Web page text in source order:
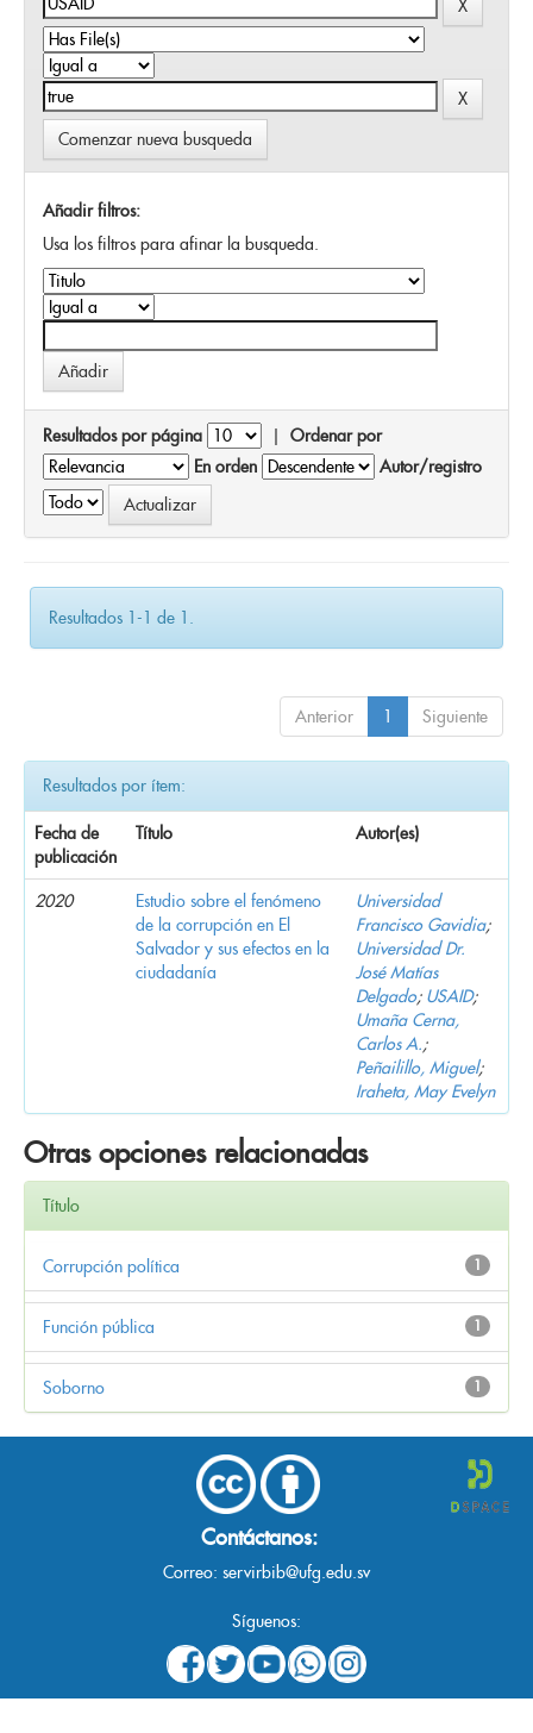
Comenzar nueva busqueda
Añadir filtros:
Usa los filtros para afinar la busqueda.
Resultados por página | Ordenar por
En orden
Autor/registro
Resultados 1-1 de 1.
Anterior 1 Siguiente
Resultados por ítem:
Fecha de
publicación
Título Autor(es)
2020
Estudio sobre el fenómeno
de la corrupción en El
Salvador y sus efectos en la
ciudadanía
Universidad
Francisco Gavidia;
Universidad Dr.
José Matías
Delgado; USAID;
Umaña Cerna,
Carlos A.;
Peñailillo, Miguel;
Iraheta, May Evelyn
Otras opciones relacionadas
Título
1
Corrupción política
1
Función pública
1
Soborno
Contáctanos:
Correo: servirbib@ufg.edu.sv
Síguenos: